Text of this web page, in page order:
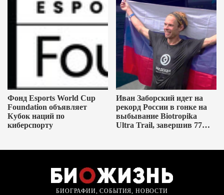
Фонд Esports World Cup
Foundation объявляет
Кубок наций по
киберспорту
Иван Заборский идет на
рекорд России в гонке на
выбывание Biotropika
Ultra Trail, завершив 77
БИОГРАФИИ, СОБЫТИЯ, НОВОСТИ